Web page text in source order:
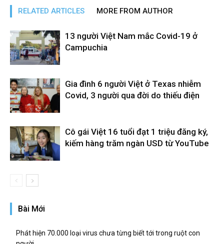
RELATED ARTICLES MORE FROM AUTHOR
13 người Việt Nam mắc Covid-19 ở
Campuchia
Gia đình 6 người Việt ở Texas nhiễm
Covid, 3 người qua đời do thiếu điện
Cô gái Việt 16 tuổi đạt 1 triệu đăng ký,
kiếm hàng trăm ngàn USD từ YouTube
Bài Mới
Phát hiện 70.000 loại virus chưa từng biết tới trong ruột con